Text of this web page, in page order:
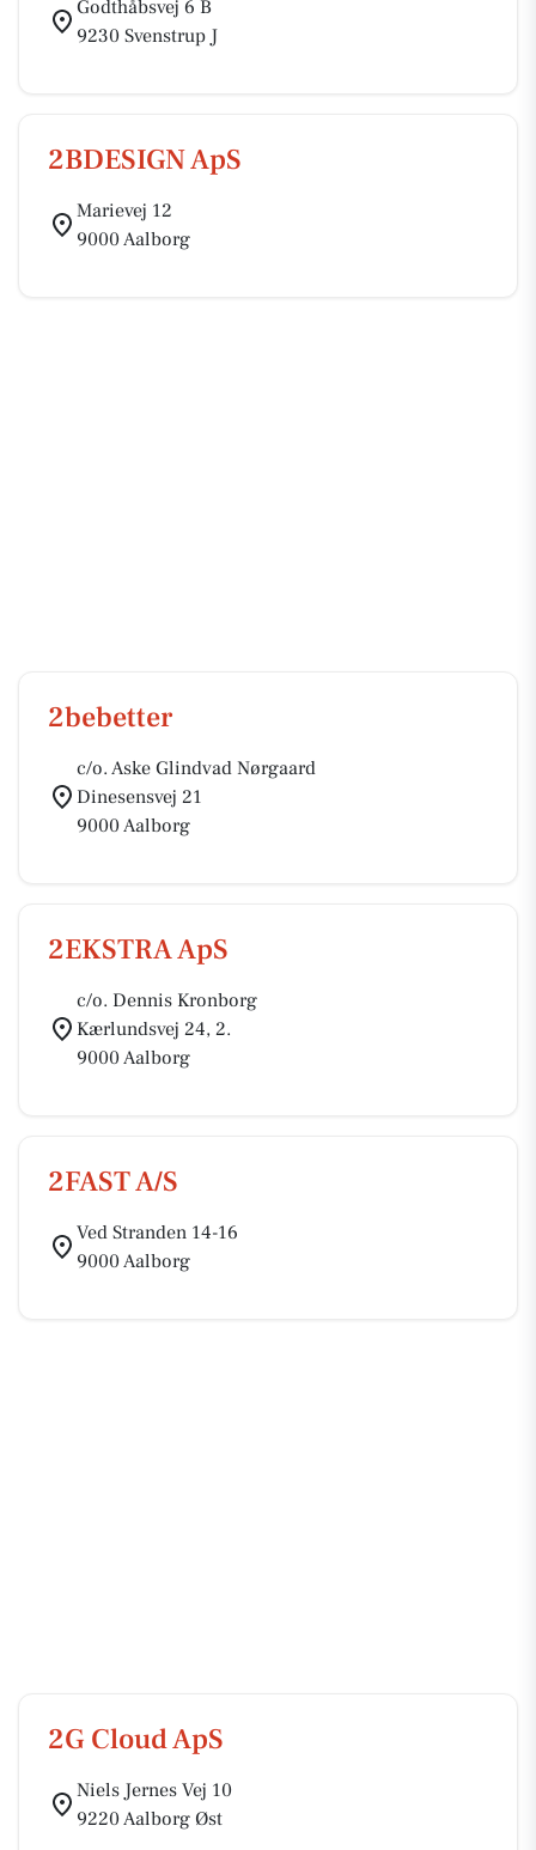
Godthåbsvej 6 B
9230 Svenstrup J
2BDESIGN ApS
Marievej 12
9000 Aalborg
2bebetter
c/o. Aske Glindvad Nørgaard
Dinesensvej 21
9000 Aalborg
2EKSTRA ApS
c/o. Dennis Kronborg
Kærlundsvej 24, 2.
9000 Aalborg
2FAST A/S
Ved Stranden 14-16
9000 Aalborg
2G Cloud ApS
Niels Jernes Vej 10
9220 Aalborg Øst